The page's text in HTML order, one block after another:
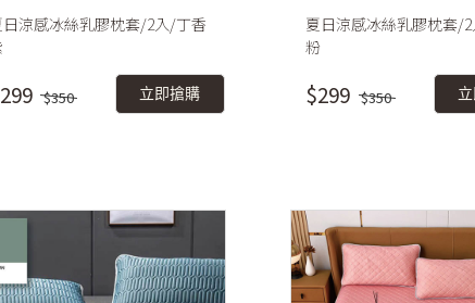
涼感冰絲乳膠枕套/2入/丁香
$350 立即搶購
夏日涼感冰絲乳膠枕套/
粉
$299 $350